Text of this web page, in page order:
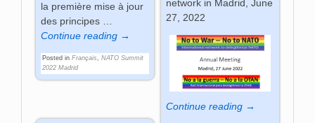
la première mise à jour
des principes
Continue reading →
Posted in Français ,NATO Summit
2022 Madrid
network in Madrid, June
27, 2022
Continue reading →